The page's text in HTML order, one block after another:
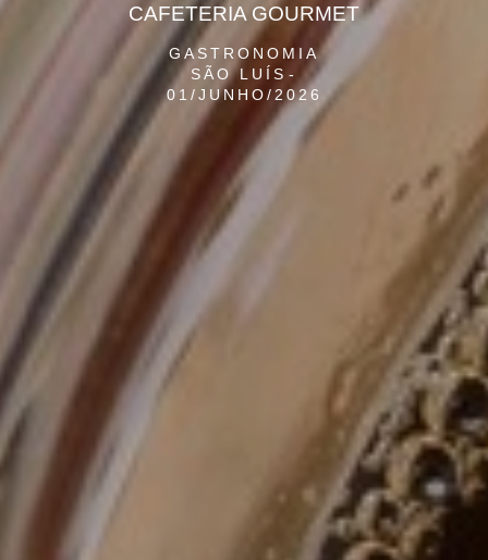
GASTRONOMIA
SÃO LUÍS
01/JUNHO/2026
CAFETERIA GOURMET